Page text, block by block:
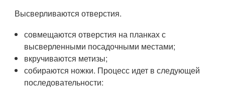
Высверливаются отверстия.
совмещаются отверстия на планках с
высверленными посадочными местами;
вкручиваются метизы;
собираются ножки. Процесс идет в следующей
последовательности: